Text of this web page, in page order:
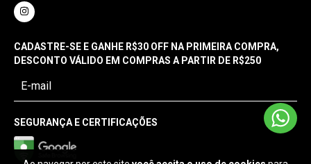
CADASTRE-SE E GANHE R$30 OFF NA PRIMEIRA COMPRA,
DESCONTO VÁLIDO EM COMPRAS A PARTIR DE R$250
SEGURANÇA E CERTIFICAÇÕES